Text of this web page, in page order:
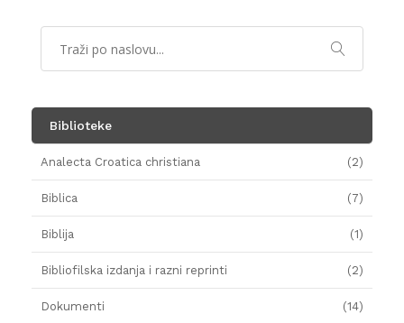
Biblioteke
Analecta Croatica christiana (2)
Biblica (7)
Biblija (1)
Bibliofilska izdanja i razni reprinti (2)
Dokumenti (14)